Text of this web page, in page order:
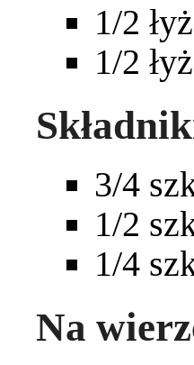
1/2
1/2
3/4
1/2
1/4
Na